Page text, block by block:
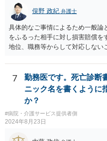
俣野 政紀 弁護士
具体的なご事情によるため一般論
をふるった相手に対し損害賠償
地位、職務等からして対応しない
7
勤務医です。死亡診断
ニック名を書くように
か？
#病院・介護サービス提供者側
2024年8月23日